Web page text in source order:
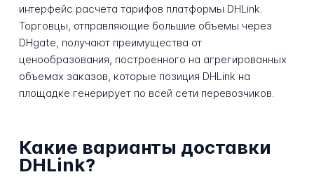
интерфейс расчета тарифов платформы DHLink.
Торговцы, отправляющие большие объемы через
DHgate, получают преимущества от
ценообразования, построенного на агрегированных
объемах заказов, которые позиция DHLink на
площадке генерирует по всей сети перевозчиков.
Какие варианты доставки
DHLink?